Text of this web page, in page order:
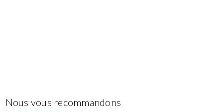
Nous vous recommandons